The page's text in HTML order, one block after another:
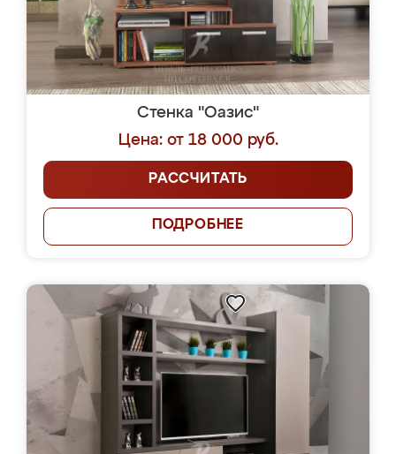
Стенка "Оазис"
Цена: от 18 000 руб.
РАССЧИТАТЬ
ПОДРОБНЕЕ